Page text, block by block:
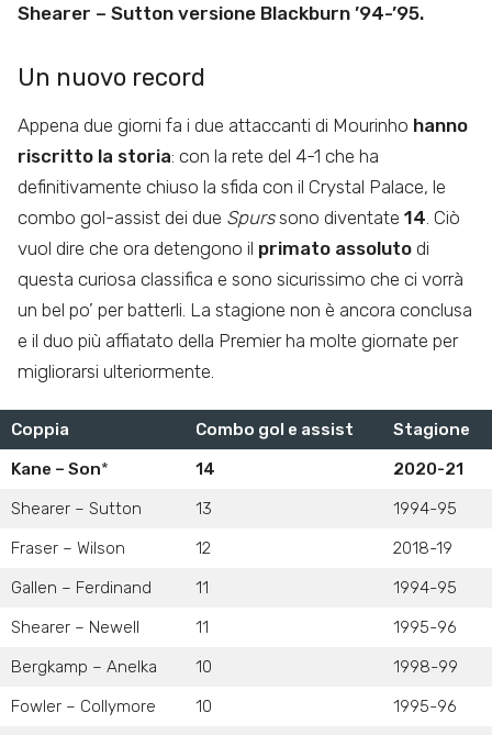
Shearer – Sutton versione Blackburn ’94-’95.
Un nuovo record
Appena due giorni fa i due attaccanti di Mourinho hanno
riscritto la storia: con la rete del 4-1 che ha
definitivamente chiuso la sfida con il Crystal Palace, le
combo gol-assist dei due Spurssono diventate 14. Ciò
vuol dire che ora detengono il primato assoluto di
questa curiosa classifica e sono sicurissimo che ci vorrà
un bel po’ per batterli. La stagione non è ancora conclusa
e il duo più affiatato della Premier ha molte giornate per
migliorarsi ulteriormente.
Coppia Combo gol e assist
Stagione
Kane – Son* 14
2020-21
Shearer – Sutton
13
1994-95
Fraser – Wilson
12
2018-19
Gallen – Ferdinand
11
1994-95
Shearer – Newell
11
1995-96
Bergkamp – Anelka
10
1998-99
Fowler – Collymore
10
1995-96